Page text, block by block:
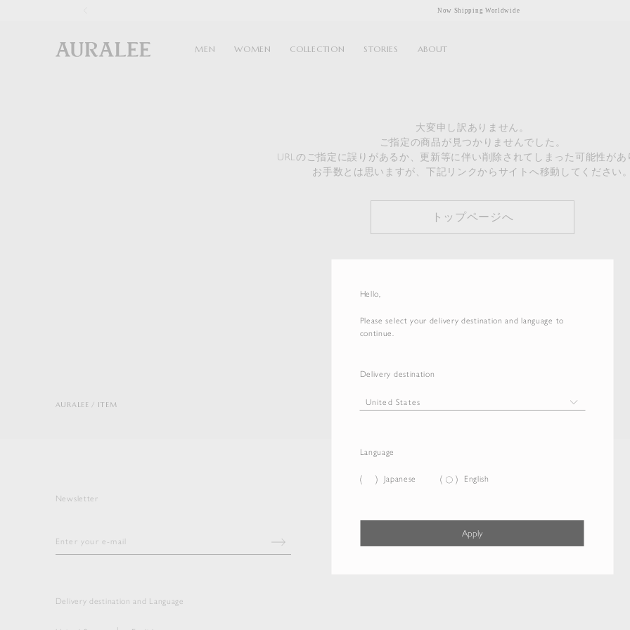
Hello,
Please select your delivery destination and language to
continue.
Delivery destination
Language
Japanese English
Apply
Now Shipping Worldwide
MEN WOMEN COLLECTION STORIES ABOUT
大変申し訳ありません。
ご指定の商品が見つかりませんでした。
URLのご指定に誤りがあるか、更新等に伴い削除されてしまった可能性があ
お手数とは思いますが、下記リンクからサイトへ移動してください。
トップページへ
AURALEE ITEM
Newsletter
Delivery destination and Language